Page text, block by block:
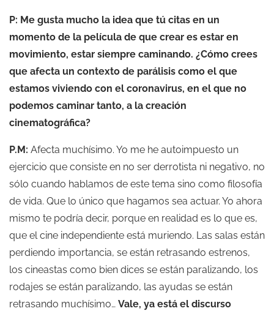
P: Me gusta mucho la idea que tú citas en un
momento de la película de que crear es estar en
movimiento, estar siempre caminando. ¿Cómo crees
que afecta un contexto de parálisis como el que
estamos viviendo con el coronavirus, en el que no
podemos caminar tanto, a la creación
cinematográfica?
P.M: Afecta muchísimo. Yo me he autoimpuesto un
ejercicio que consiste en no ser derrotista ni negativo, no
sólo cuando hablamos de este tema sino como filosofía
de vida. Que lo único que hagamos sea actuar. Yo ahora
mismo te podría decir, porque en realidad es lo que es,
que el cine independiente está muriendo. Las salas están
perdiendo importancia, se están retrasando estrenos,
los cineastas como bien dices se están paralizando, los
rodajes se están paralizando, las ayudas se están
retrasando muchísimo… Vale, ya está el discurso